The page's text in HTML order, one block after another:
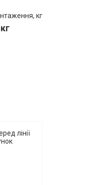
кг
лінії